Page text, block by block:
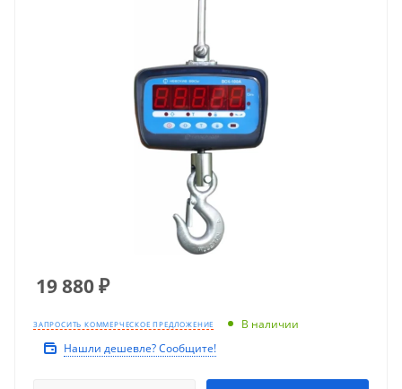
19 880₽
ЗАПРОСИТЬ КОММЕРЧЕСКОЕ ПРЕДЛОЖЕНИЕ
В наличии
Нашли дешевле? Сообщите!